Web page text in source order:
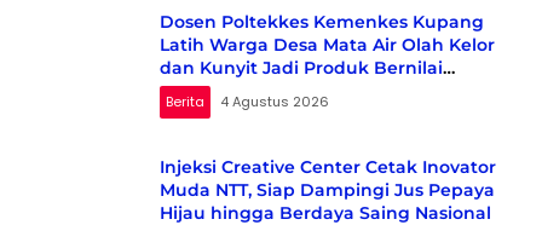
Dosen Poltekkes Kemenkes Kupang
Latih Warga Desa Mata Air Olah Kelor
dan Kunyit Jadi Produk Bernilai
Ekonomi
Berita 4 Agustus 2026
Injeksi Creative Center Cetak Inovator
Muda NTT, Siap Dampingi Jus Pepaya
Hijau hingga Berdaya Saing Nasional